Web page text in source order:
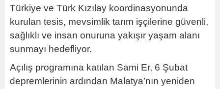
Türkiye ve Türk Kızılay koordinasyonunda
kurulan tesis, mevsimlik tarım işçilerine güvenli,
sağlıklı ve insan onuruna yakışır yaşam alanı
sunmayı hedefliyor.
Açılış programına katılan Sami Er, 6 Şubat
depremlerinin ardından Malatya’nın yeniden